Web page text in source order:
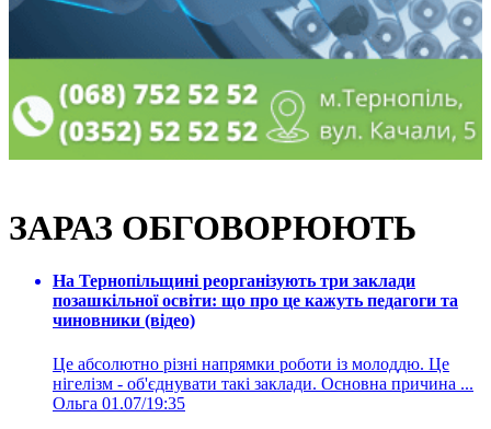
ЗАРАЗ ОБГОВОРЮЮТЬ
На Тернопільщині реорганізують три заклади
позашкільної освіти: що про це кажуть педагоги та
чиновники (відео)
Це абсолютно різні напрямки роботи із молоддю. Це
нігелізм - об'єднувати такі заклади. Основна причина ...
Ольга 01.07/19:35